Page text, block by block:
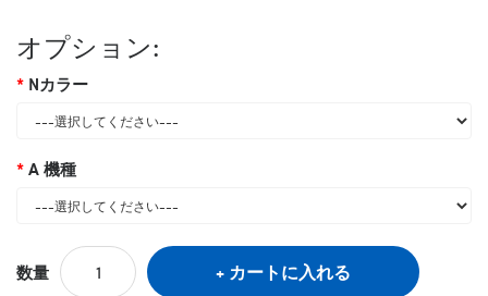
オプション:
Nカラー
A 機種
数量 カートに入れる